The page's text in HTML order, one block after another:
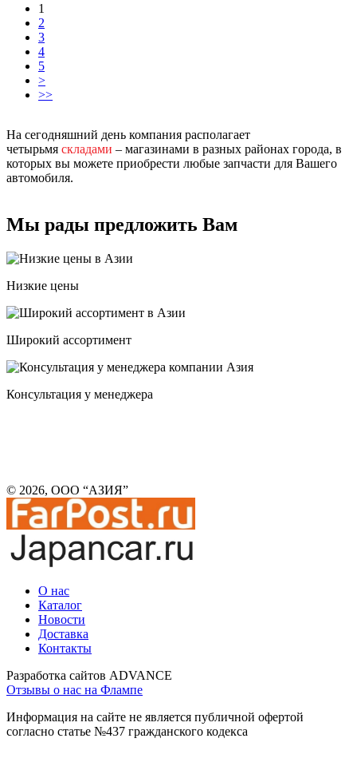
1
2
3
4
5
>
>>
На сегодняшний день компания располагает
четырьмя складами – магазинами в разных районах города, в
которых вы можете приобрести любые запчасти для Вашего
автомобиля.
Мы рады предложить Вам
Низкие цены
Широкий ассортимент
Консультация у менеджера
© 2026, ООО “АЗИЯ”
О нас
Каталог
Новости
Доставка
Контакты
Разработка сайтов ADVANCE
Отзывы о нас на Флампе
Информация на сайте не является публичной офертой
согласно статье №437 гражданского кодекса